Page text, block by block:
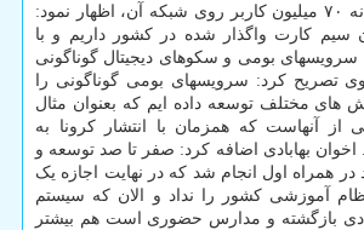
کشور و فعالیت روزانه ۷۰ میلیون کاربر روی شبکه آن، اظهار نمود:
۱۰۰ میلیون سیم کارت واگذار شده در کشور داریم و با
سرویسهای بومی و سکوهای دیجیتال گوناگونی
وی تصریح کرد: سرویسهای بومی گوناگونی را
های مختلف توسعه داده ایم که بعنوان مثال
از آنهاست که همزمان با انتشار کرونا به
بهابادی اضافه کرد: صفر تا صد توسعه و
در همراه اول انجام شد که در نهایت اجازه یک
آموزشی کشور را نداد و الان که سیستم
بازگشته و مدارس حضوری است هم بیشتر